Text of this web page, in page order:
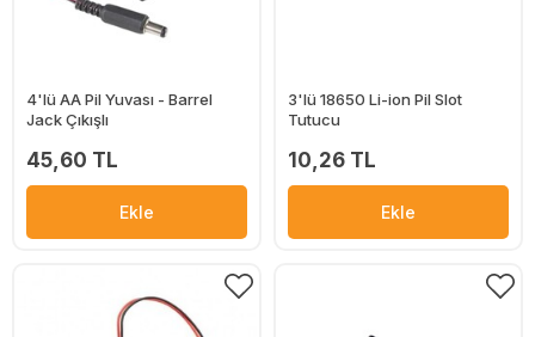
4'lü AA Pil Yuvası - Barrel
Jack Çıkışlı
45,60 TL
Ekle
3'lü 18650 Li-ion Pil Slot
Tutucu
10,26 TL
Ekle